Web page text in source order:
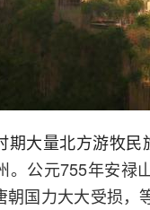
大量北方游牧民
。公元755年安禄
国力大大受损，